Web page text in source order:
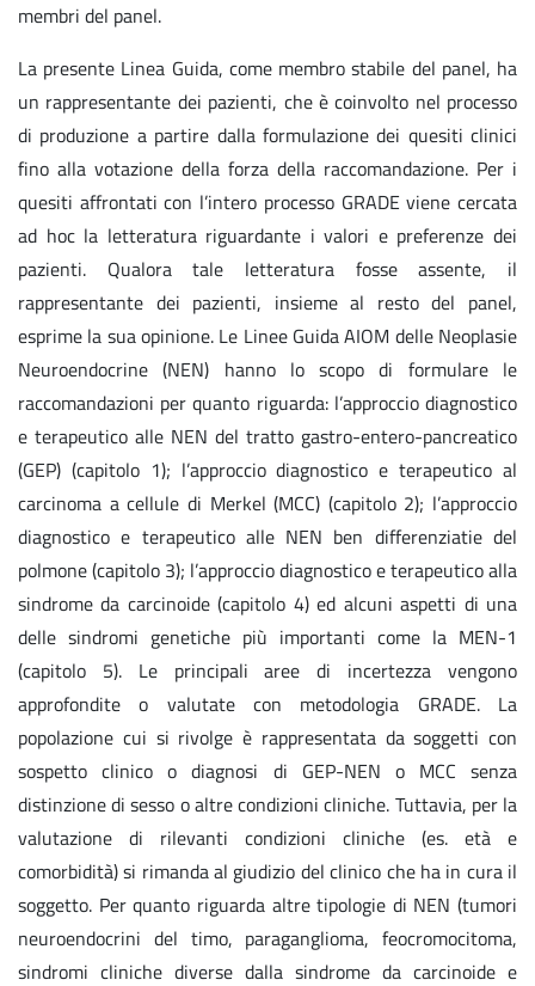
membri del panel.
La presente Linea Guida, come membro stabile del panel, ha
un rappresentante dei pazienti, che è coinvolto nel processo
di produzione a partire dalla formulazione dei quesiti clinici
fino alla votazione della forza della raccomandazione. Per i
quesiti affrontati con l’intero processo GRADE viene cercata
ad hoc la letteratura riguardante i valori e preferenze dei
pazienti. Qualora tale letteratura fosse assente, il
rappresentante dei pazienti, insieme al resto del panel,
esprime la sua opinione. Le Linee Guida AIOM delle Neoplasie
Neuroendocrine (NEN) hanno lo scopo di formulare le
raccomandazioni per quanto riguarda: l’approccio diagnostico
e terapeutico alle NEN del tratto gastro-entero-pancreatico
(GEP) (capitolo 1); l’approccio diagnostico e terapeutico al
carcinoma a cellule di Merkel (MCC) (capitolo 2); l’approccio
diagnostico e terapeutico alle NEN ben differenziatie del
polmone (capitolo 3); l’approccio diagnostico e terapeutico alla
sindrome da carcinoide (capitolo 4) ed alcuni aspetti di una
delle sindromi genetiche più importanti come la MEN-1
(capitolo 5). Le principali aree di incertezza vengono
approfondite o valutate con metodologia GRADE. La
popolazione cui si rivolge è rappresentata da soggetti con
sospetto clinico o diagnosi di GEP-NEN o MCC senza
distinzione di sesso o altre condizioni cliniche. Tuttavia, per la
valutazione di rilevanti condizioni cliniche (es. età e
comorbidità) si rimanda al giudizio del clinico che ha in cura il
soggetto. Per quanto riguarda altre tipologie di NEN (tumori
neuroendocrini del timo, paraganglioma, feocromocitoma,
sindromi cliniche diverse dalla sindrome da carcinoide e